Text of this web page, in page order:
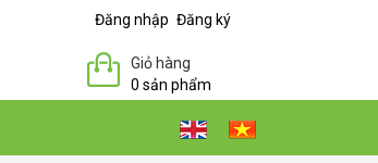
Đăng nhập Đăng ký
Giỏ hàng
0 sản phẩm